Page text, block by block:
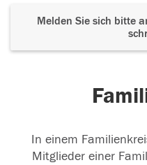
Melden Sie sich bitte
In einem
Mitglieder einer